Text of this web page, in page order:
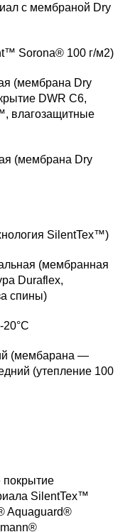
с мембраной Dry
Sorona® 100 г/м2)
(мембрана Dry
DWR C6,
влагозащитные
(мембрана Dry
SilentTex™)
(мембранная
Duraflex,
спины)
20°C
(мембарана —
(утепление 100
покрытие
SilentTex™
Aquaguard®